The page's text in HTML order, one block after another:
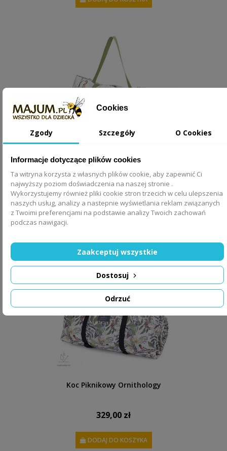
Koc Piknikowy Sawanna
329,00 zł
DODAJ DO KOSZYKA
Koc Piknikowy Ornithology
329,00 zł
DODAJ DO KOSZYKA
Cookies
Zgody Szczegóły O Cookies
Informacje dotyczące plików cookies
Ta witryna korzysta z własnych plików cookie, aby zapewnić Ci
najwyższy poziom doświadczenia na naszej stronie .
Wykorzystujemy również pliki cookie stron trzecich w celu ulepszenia
naszych usług, analizy a nastepnie wyświetlania reklam związanych
z Twoimi preferencjami na podstawie analizy Twoich zachowań
podczas nawigacji.
Odrzuć
Dostosuj
Zaakceptuj wszystkie